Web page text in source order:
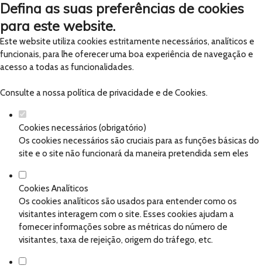
Defina as suas preferências de cookies
para este website.
Este website utiliza cookies estritamente necessários, analíticos e
funcionais, para lhe oferecer uma boa experiência de navegação e
acesso a todas as funcionalidades.
Consulte a nossapolítica de privacidade e de Cookies.
Cookies necessários (obrigatório)
Os cookies necessários são cruciais para as funções básicas do
site e o site não funcionará da maneira pretendida sem eles
Cookies Analíticos
Os cookies analíticos são usados para entender como os
visitantes interagem com o site. Esses cookies ajudam a
fornecer informações sobre as métricas do número de
visitantes, taxa de rejeição, origem do tráfego, etc.